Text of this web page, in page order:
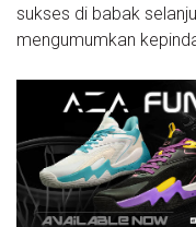
sukses di babak
mengumumkan